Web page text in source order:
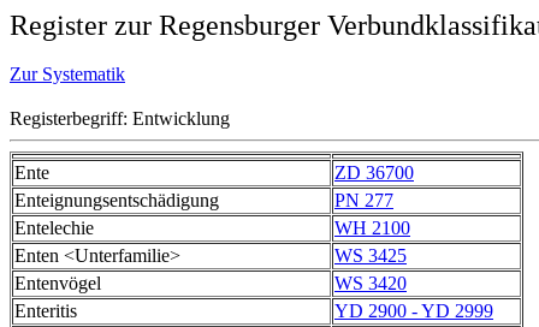
Register zur Regensburger
Zur Systematik
Registerbegriff: Entwicklung
Ente
ZD 36700
Enteignungsentschädigung
PN 277
Entelechie
WH 2100
Enten <Unterfamilie>
WS 3425
Entenvögel
WS 3420
Enteritis
YD 2900 - YD 2999